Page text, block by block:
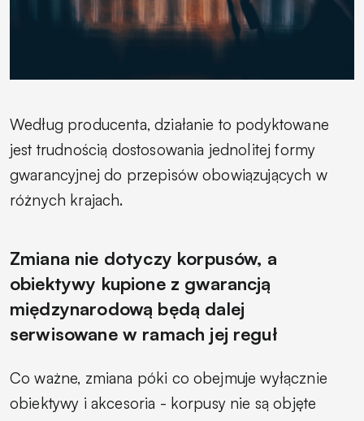
Według producenta, działanie to podyktowane
jest trudnością dostosowania jednolitej formy
gwarancyjnej do przepisów obowiązujących w
różnych krajach.
Zmiana nie dotyczy korpusów, a
obiektywy kupione z gwarancją
międzynarodową będą dalej
serwisowane w ramach jej reguł
Co ważne, zmiana póki co obejmuje wyłącznie
obiektywy i akcesoria - korpusy nie są objęte